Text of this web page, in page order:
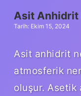
Asit Anhidrit
Tarih: Ekim 15, 2024
Asit anhidrit
atmosferik
oluşur. Asetik